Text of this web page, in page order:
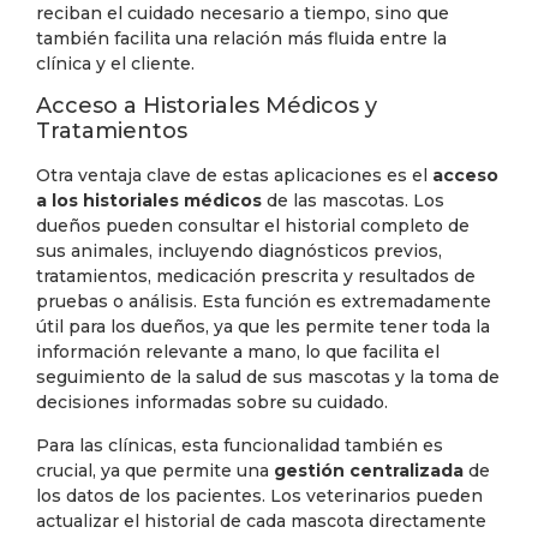
reciban el cuidado necesario a tiempo, sino que
también facilita una relación más fluida entre la
clínica y el cliente.
Acceso a Historiales Médicos y
Tratamientos
Otra ventaja clave de estas aplicaciones es el acceso
a los historiales médicos de las mascotas. Los
dueños pueden consultar el historial completo de
sus animales, incluyendo diagnósticos previos,
tratamientos, medicación prescrita y resultados de
pruebas o análisis. Esta función es extremadamente
útil para los dueños, ya que les permite tener toda la
información relevante a mano, lo que facilita el
seguimiento de la salud de sus mascotas y la toma de
decisiones informadas sobre su cuidado.
Para las clínicas, esta funcionalidad también es
crucial, ya que permite una gestión centralizada de
los datos de los pacientes. Los veterinarios pueden
actualizar el historial de cada mascota directamente